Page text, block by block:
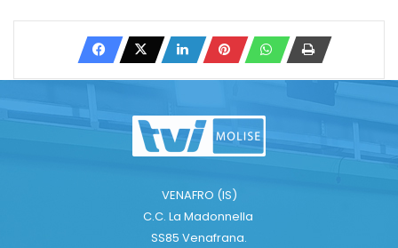
VENAFRO (IS)
C.C. La Madonnella
SS85 Venafrana.